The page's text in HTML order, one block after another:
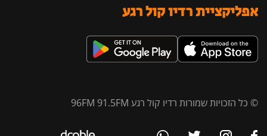
אפליקציית רדיו קול רגע
© כל הזכויות שמורות רדיו קול רגע 96FM 91.5FM